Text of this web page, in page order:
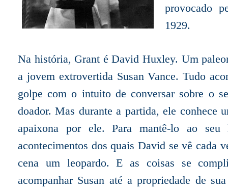
provocado
1929.
Na história, Grant é David Huxley. Um
a jovem extrovertida Susan Vance. Tudo
golpe com o intuito de conversar sobre o
doador. Mas durante a partida, ele conhece
apaixona por ele. Para mantê-lo ao seu
acontecimentos dos quais David se vê cada
cena um leopardo. E as coisas se
acompanhar Susan até a propriedade de